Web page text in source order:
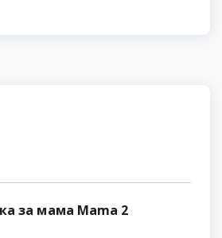
за мама Mama 2